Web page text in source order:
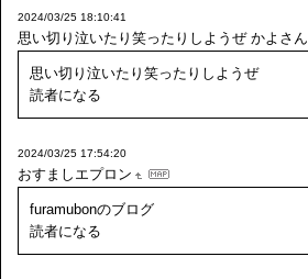
2024/03/25 18:10:41
思い切り泣いたり笑ったりしようぜ かよさん
思い切り泣いたり笑ったりしようぜ
読者になる
2024/03/25 17:54:20
おすましエプロン
furamubonのブログ
読者になる